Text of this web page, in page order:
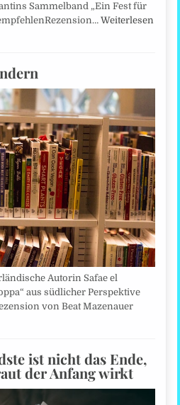
Sammelband „Ein Fest für
Weiterlesen
Autorin Safae el
aus südlicher Perspektive
von Beat Mazenauer
ist nicht das Ende,
der Anfang wirkt